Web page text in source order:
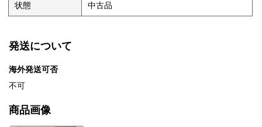
状態 中古品
発送について
海外発送可否
不可
商品画像